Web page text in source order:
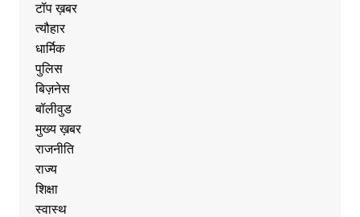
टॉप ख़बर
त्यौहार
धार्मिक
पुलिस
बिज़नेस
बॉलीवुड
मुख्य ख़बर
राजनीति
राज्य
शिक्षा
स्वास्थ